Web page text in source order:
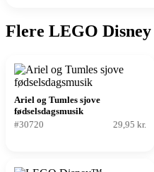
Flere LEGO
Ariel og Tumles sjove
fødselsdagsmusik
#30720
29,95 kr.